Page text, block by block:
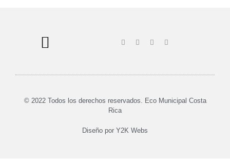
© 2022 Todos los derechos reservados. Eco Municipal Costa
Rica
Diseño por Y2K Webs